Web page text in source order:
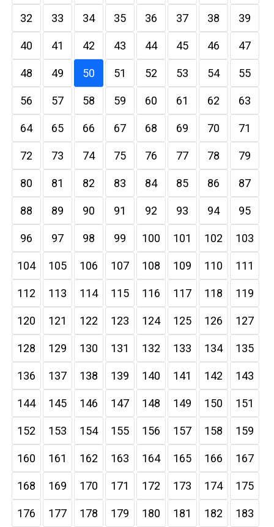
32 33 34 35 36 37 38 39
40 41 42 43 44 45 46 47
48 49 50 51 52 53 54 55
56 57 58 59 60 61 62 63
64 65 66 67 68 69 70 71
72 73 74 75 76 77 78 79
80 81 82 83 84 85 86 87
88 89 90 91 92 93 94 95
96 97 98 99 100 101 102 103
104 105 106 107 108 109 110 111
112 113 114 115 116 117 118 119
120 121 122 123 124 125 126 127
128 129 130 131 132 133 134 135
136 137 138 139 140 141 142 143
144 145 146 147 148 149 150 151
152 153 154 155 156 157 158 159
160 161 162 163 164 165 166 167
168 169 170 171 172 173 174 175
176 177 178 179 180 181 182 183